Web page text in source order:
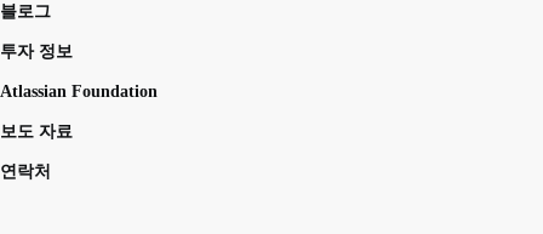
블로그
투자 정보
Atlassian Foundation
보도 자료
연락처